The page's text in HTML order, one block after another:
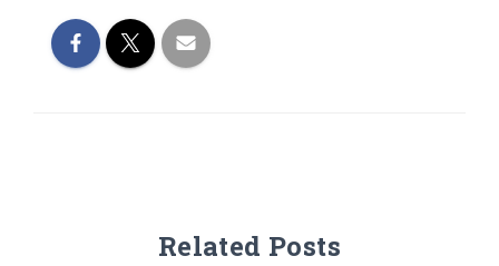
Related Posts